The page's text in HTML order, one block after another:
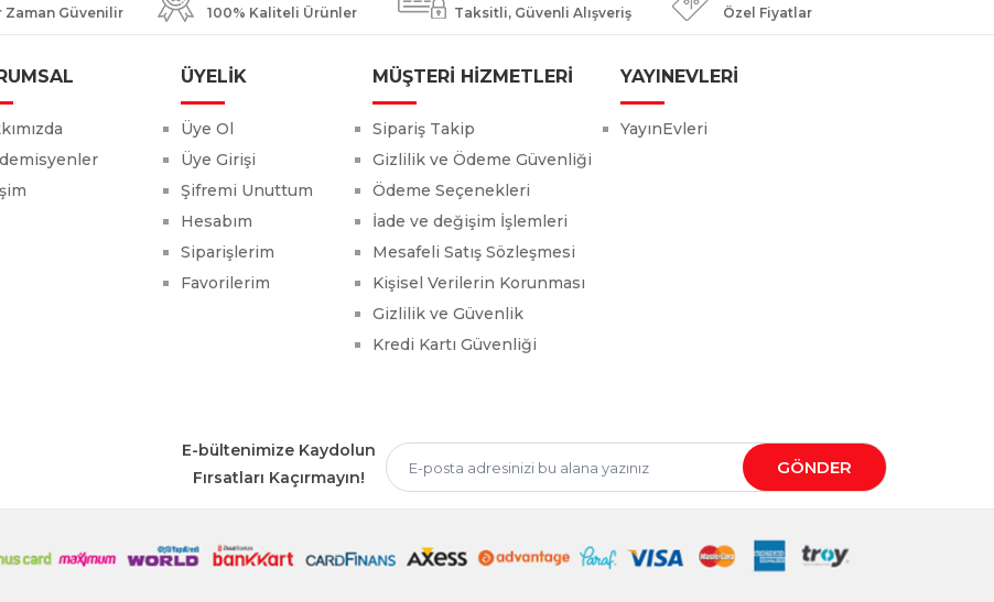
Zaman Güvenilir 100% Kaliteli Ürünler Taksitli, Güvenli Alışveriş Özel Fiyatlar
ÜYELİK
Üye Ol
Üye Girişi
Şifremi Unuttum
Hesabım
Siparişlerim
Favorilerim
MÜŞTERİ HİZMETLERİ
Sipariş Takip
Gizlilik ve Ödeme Güvenliği
Ödeme Seçenekleri
İade ve değişim İşlemleri
Mesafeli Satış Sözleşmesi
Kişisel Verilerin Korunması
Gizlilik ve Güvenlik
Kredi Kartı Güvenliği
YAYINEVLERİ
YayınEvleri
E-bültenimize Kaydolun
Fırsatları Kaçırmayın!